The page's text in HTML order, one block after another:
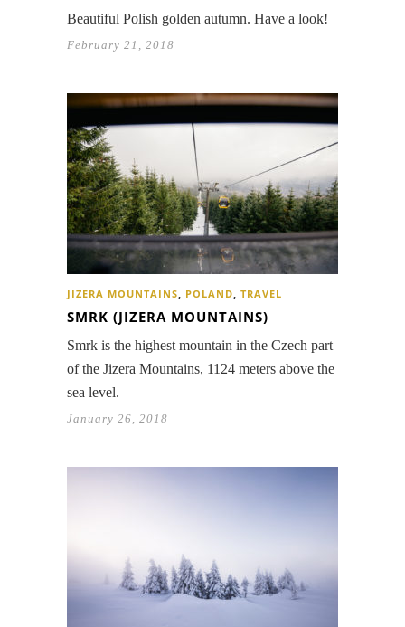
Beautiful Polish golden autumn. Have a look!
February 21, 2018
JIZERA MOUNTAINS POLAND TRAVEL
SMRK (JIZERA MOUNTAINS)
Smrk is the highest mountain in the Czech part
of the Jizera Mountains, 1124 meters above the
sea level.
January 26, 2018